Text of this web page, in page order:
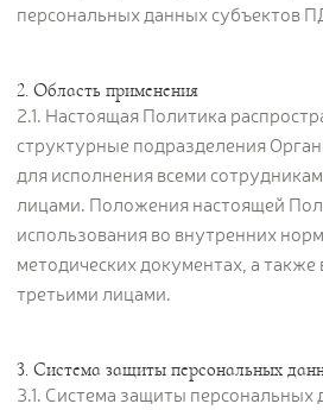
персональных данных субъектов
2. Область применения
2.1. Настоящая Политика
структурные подразделения
для исполнения всеми
лицами. Положения настоящей
использования во внутренних
методических документах, а также
третьими лицами.
3. Система защиты персональных
3.1. Система защиты